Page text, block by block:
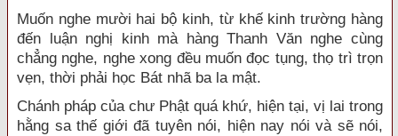
Muốn nghe mười hai bộ kinh, từ khế kinh trường hàng
đến luận nghị kinh mà hàng Thanh Văn nghe cùng
chẳng nghe, nghe xong đều muốn đọc tụng, thọ trì trọn
vẹn, thời phải học Bát nhã ba la mật.
Chánh pháp của chư Phật quá khứ, hiện tại, vị lai trong
hằng sa thế giới đã tuyên nói, hiện nay nói và sẽ nói,